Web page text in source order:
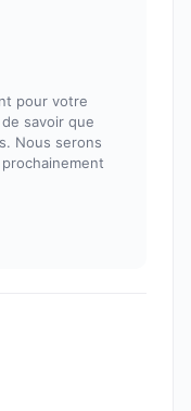
pour votre
savoir que
Nous serons